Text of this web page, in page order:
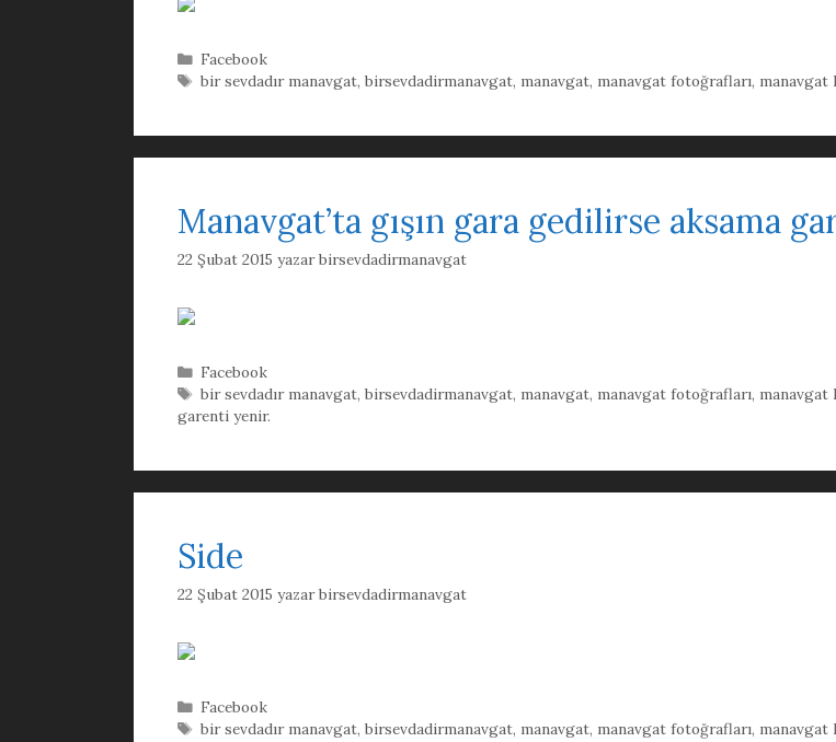
Kategoriler
Facebook
Etiketler
bir sevdadır manavgat,birsevdadirmanavgat, manavgat, manavgat fotoğrafları, manavgat
Manavgat’ta gışın gara gedilirse aksama
22 Şubat 2015 yazarbirsevdadirmanavgat
Kategoriler
Facebook
Etiketler
bir sevdadır manavgat,birsevdadirmanavgat, manavgat, manavgat fotoğrafları, manavgat
garenti yenir.
Side
22 Şubat 2015 yazarbirsevdadirmanavgat
Kategoriler
Facebook
Etiketler
bir sevdadır manavgat,birsevdadirmanavgat, manavgat, manavgat fotoğrafları, manavgat